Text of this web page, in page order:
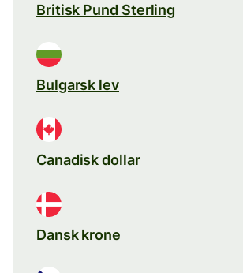
Britisk Pund Sterling
Bulgarsk lev
Canadisk dollar
Dansk krone